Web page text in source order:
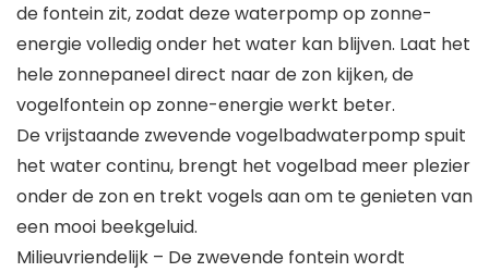
de fontein zit, zodat deze waterpomp op zonne-
energie volledig onder het water kan blijven. Laat het
hele zonnepaneel direct naar de zon kijken, de
vogelfontein op zonne-energie werkt beter.
De vrijstaande zwevende vogelbadwaterpomp spuit
het water continu, brengt het vogelbad meer plezier
onder de zon en trekt vogels aan om te genieten van
een mooi beekgeluid.
Milieuvriendelijk – De zwevende fontein wordt